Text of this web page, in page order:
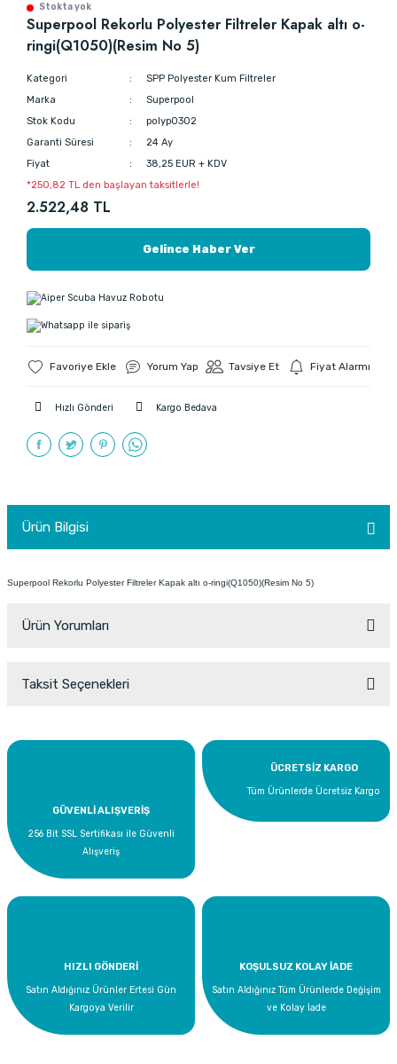
Stokta yok
Superpool Rekorlu Polyester Filtreler Kapak altı o-
ringi(Q1050)(Resim No 5)
Kategori
SPP Polyester Kum Filtreler
Marka
Superpool
Stok Kodu
polyp0302
Garanti Süresi
24 Ay
Fiyat
38,25 EUR + KDV
*250,82 TL den başlayan taksitlerle!
2.522,48 TL
Gelince Haber Ver
Yorum Yap Tavsiye Et Fiyat Alarmı
Hızlı Gönderi Kargo Bedava
Ürün Bilgisi
Superpool Rekorlu Polyester Filtreler Kapak altı o-ringi(Q1050)(Resim No 5)
Ürün Yorumları
Yorum Yaz
Taksit Seçenekleri
GÜVENLİ ALIŞVERİŞ
256 Bit SSL Sertifikası ile Güvenli
Alışveriş
ÜCRETSİZ KARGO
Tüm Ürünlerde Ücretsiz Kargo
HIZLI GÖNDERİ
Satın Aldığınız Ürünler Ertesi Gün
Kargoya Verilir
KOŞULSUZ KOLAY İADE
Satın Aldığınız Tüm Ürünlerde Değişim
ve Kolay İade